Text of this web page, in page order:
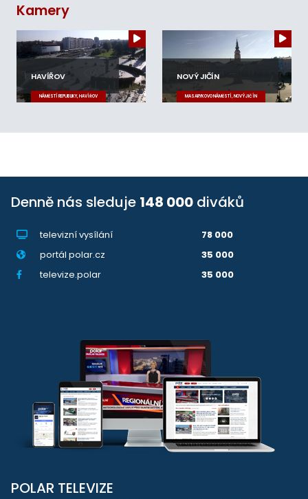
Kamery
HAVÍŘOV
NÁMĚSTÍ REPUBLIKY, HAVÍŘOV
NOVÝ JIČÍN
MASARYKOVO NÁMĚSTÍ, NOVÝ JIČÍN
Denně nás sleduje 148 000 diváků
televizní vysílání
78 000
portál polar.cz
35 000
televize.polar
35 000
POLAR TELEVIZE